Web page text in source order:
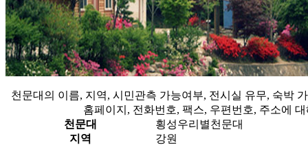
천문대의 이름, 지역, 시민관측 가능여부, 전시실 유무, 숙박
홈페이지, 전화번호, 팩스, 우편번호, 주소에
천문대
횡성우리별천문대
지역
강원